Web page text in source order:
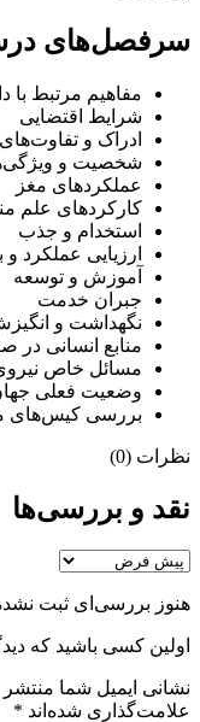
سرفصل‌های
مفاهیم مرتبط با
شرایط اقتضایی
ادراک و
شخصیت و
عملکردهای مغز
کارکردهای علم
استخدام و جذب
ارزیایی عملکرد و
آموزش و توسعه
جبران خدمت
نگهداشت و
منابع انسانی
مسائل خاص
وضعیت فعلی
بررسی کیس‌های
نظرات (0)
نقد و بررسی‌ها
هنوز بررسی‌ای ثبت
اولین کسی باشید که
نشانی ایمیل شما
علامت‌گذاری شده‌اند *